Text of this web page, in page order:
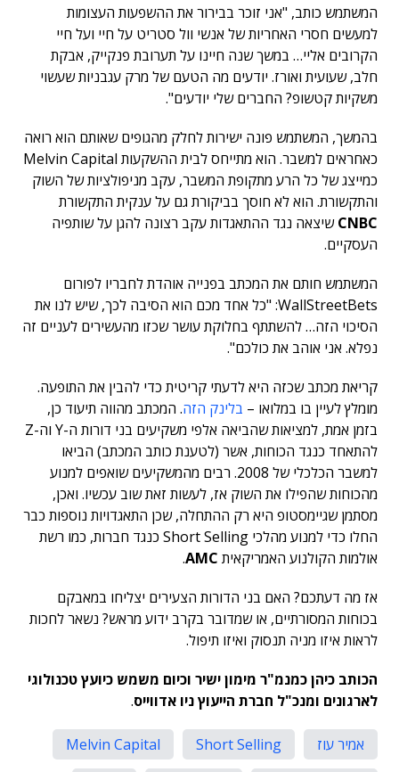
המשתמש כותב, "אני זוכר בבירור את ההשפעות העצומות
למעשים חסרי האחריות של אנשי וול סטריט על חיי ועל חיי
הקרובים אליי… במשך שנה חיינו על תערובת פנקייק, אבקת
חלב, שעועית ואורז. יודעים מה הטעם של מרק עגבניות שעשוי
משקיות קטשופ? החברים שלי יודעים".
בהמשך, המשתמש פונה ישירות לחלק מהגופים שאותם הוא רואה
כאחראים למשבר. הוא מתייחס לבית ההשקעות Melvin Capital
כמייצג של כל הרע מתקופת המשבר, עקב מניפולציות של השוק
והתקשורת. הוא לא חוסך בביקורת גם על ענקית התקשורת
CNBCשיצאה נגד ההתאגדות עקב רצונה להגן על שותפיה
העסקיים.
המשתמש חותם את המכתב בפנייה אוהדת לחבריו לפורום
WallStreetBets: "כל אחד מכם הוא הסיבה לכך, שיש לנו את
הסיכוי הזה… להשתתף בחלוקת עושר שכזו מהעשירים לעניים זה
נפלא. אני אוהב את כולכם".
קריאת מכתב שכזה היא לדעתי קריטית כדי להבין את התופעה.
מומלץ לעיין בו במלואו – בלינק הזה. המכתב מהווה תיעוד כן,
בזמן אמת, למציאות שהביאה אלפי משקיעים בני דורות ה-Y וה-Z
להתאחד כנגד הכוחות, אשר (לטענת כותב המכתב) הביאו
למשבר הכלכלי של 2008. רבים מהמשקיעים שואפים למנוע
מהכוחות שהפילו את השוק אז, לעשות זאת שוב עכשיו. ואכן,
מסתמן שגיימסטופ היא רק ההתחלה, שכן התאגדויות נוספות כבר
החלו כדי למנוע מהלכי Short Selling כנגד חברות, כמו רשת
אולמות הקולנוע האמריקאית AMC
.
אז מה דעתכם? האם בני הדורות הצעירים יצליחו במאבקם
בכוחות המסורתיים, או שמדובר בקרב ידוע מראש? נשאר לחכות
לראות איזו מניה תנסוק ואיזו תיפול.
הכותב כיהן כמנמ"ר מימון ישיר וכיום משמש כיועץ טכנולוגי
לארגונים ומנכ"ל חברת הייעוץ ניו אדווייס.
אמיר עוז Short Selling
Melvin Capital